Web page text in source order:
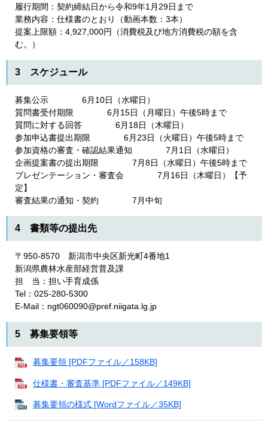
履行期間：契約締結日から令和9年1月29日まで
業務内容：仕様書のとおり（動画本数：3本）
提案上限額：4,927,000円（消費税及び地方消費税の額を含
む。）
3 スケジュール
募集公示 6月10日（水曜日）
質問書受付期限 6月15日（月曜日）午後5時まで
質問に対する回答 6月18日（木曜日）
参加申込書提出期限 6月23日（火曜日）午後5時まで
参加資格の審査・確認結果通知 7月1日（水曜日）
企画提案書の提出期限 7月8日（水曜日）午後5時まで
プレゼンテーション・審査会 7月16日（木曜日）【予
定】
審査結果の通知・契約 7月中旬
4 書類等の提出先
〒950-8570 新潟市中央区新光町4番地1
新潟県農林水産部経営普及課
担 当：担い手育成係
Tel：025-280-5300
E-Mail：ngt060090@pref.niigata.lg.jp
5 募集要領等
募集要領 [PDFファイル／158KB]
仕様書・審査基準 [PDFファイル／149KB]
募集要領の様式 [Wordファイル／35KB]